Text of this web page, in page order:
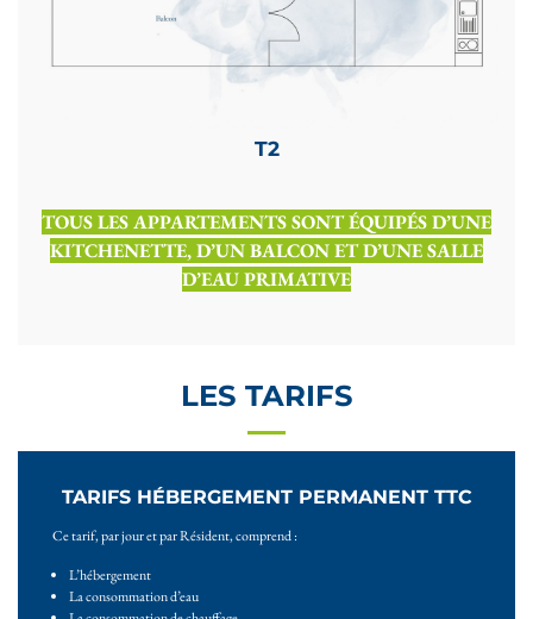
T2
TOUS LES APPARTEMENTS SONT ÉQUIPÉS D’UNE
KITCHENETTE, D’UN BALCON ET D’UNE SALLE
D’EAU PRIMATIVE
LES TARIFS
TARIFS HÉBERGEMENT PERMANENT TTC
Ce tarif, par jour et par Résident, comprend :
L’hébergement
La consommation d’eau